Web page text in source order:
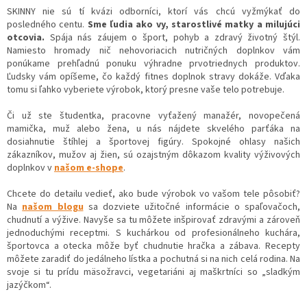
SKINNY nie sú tí kvázi odborníci, ktorí vás chcú vyžmýkať do
posledného centu. Sme ľudia ako vy, starostlivé matky a milujúci
otcovia. Spája nás záujem o šport, pohyb a zdravý životný štýl.
Namiesto hromady nič nehovoriacich nutričných doplnkov vám
ponúkame prehľadnú ponuku výhradne prvotriednych produktov.
Ľudsky vám opíšeme, čo každý fitnes doplnok stravy dokáže. Vďaka
tomu si ľahko vyberiete výrobok, ktorý presne vaše telo potrebuje.
Či už ste študentka, pracovne vyťažený manažér, novopečená
mamička, muž alebo žena, u nás nájdete skvelého parťáka na
dosiahnutie štíhlej a športovej figúry. Spokojné ohlasy našich
zákazníkov, mužov aj žien, sú ozajstným dôkazom kvality výživových
doplnkov v našom e-shope.
Chcete do detailu vedieť, ako bude výrobok vo vašom tele pôsobiť?
Na našom blogu sa dozviete užitočné informácie o spaľovačoch,
chudnutí a výžive. Navyše sa tu môžete inšpirovať zdravými a zároveň
jednoduchými receptmi. S kuchárkou od profesionálneho kuchára,
športovca a otecka môže byť chudnutie hračka a zábava. Recepty
môžete zaradiť do jedálneho lístka a pochutná si na nich celá rodina. Na
svoje si tu prídu mäsožravci, vegetariáni aj maškrtníci so „sladkým
jazýčkom“.